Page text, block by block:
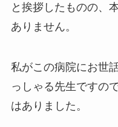
と挨拶したものの、
ありません。
私がこの病院にお世
っしゃる先生ですの
はありました。